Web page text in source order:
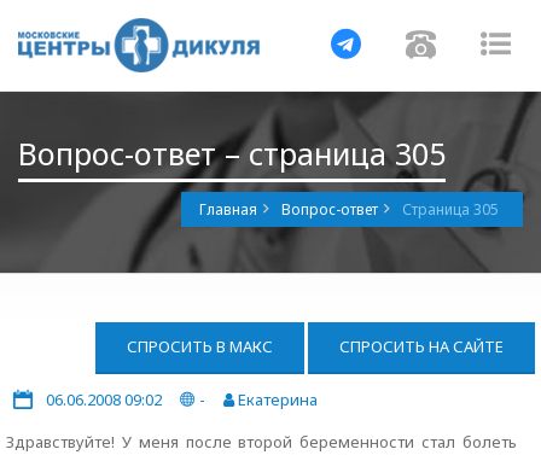
Навигация
Вопрос-ответ – страница 305
Главная Вопрос-ответ Страница 305
СПРОСИТЬ В МАКС СПРОСИТЬ НА САЙТЕ
06.06.2008 09:02 -
Екатерина
Здравствуйте! У меня после второй беременности стал болеть